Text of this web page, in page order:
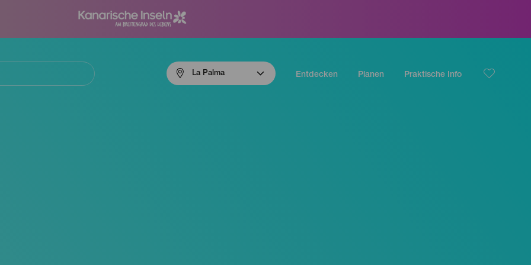
La Palma Entdecken Planen Praktische Info